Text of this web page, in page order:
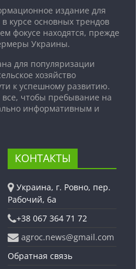
издание для
курсе основных трендов
фокусе находятся, прежде
Украины.
для популяризации
хозяйство
к успешному развитию.
чтобы пребывание на
информативным и
КОНТАКТЫ
Украина, г. Ровно, пер.
Рабочий, 6а
+38 067 364 71 72
agroc.news@gmail.com
Обратная связь